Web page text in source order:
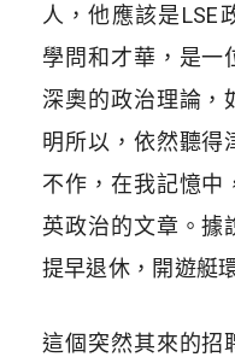
人，他應該是LSE
學問和才華，是一
深奧的政治理論，
明所以，依然聽得
不作，在我記憶中
英政治的文章。據
提早退休，開遊艇
這個突然其來的招